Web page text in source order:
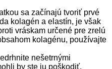
sa začínajú tvoriť prvé
kolagén a elastín, je však
vráskam určené pre zrelú
kolagénu, používajte
nešetrnými
by ste ju poškodiť.